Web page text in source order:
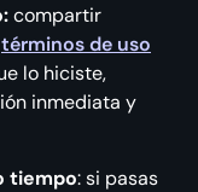
compartir
términos de uso
lo hiciste,
inmediata y
tiempo: si pasas